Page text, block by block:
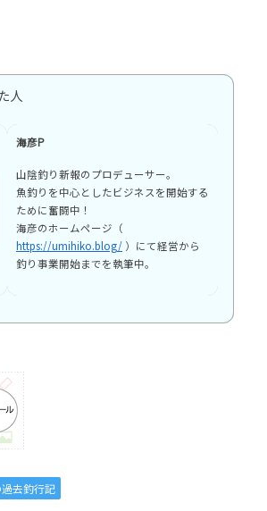
人
海彦P
山陰釣り新報のプロデューサー。
魚釣りを中心としたビジネスを開始する
ために奮闘中！
海彦のホームページ（
https://umihiko.blog/ ）にて経営から
釣り事業開始までを執筆中。
去釣行記